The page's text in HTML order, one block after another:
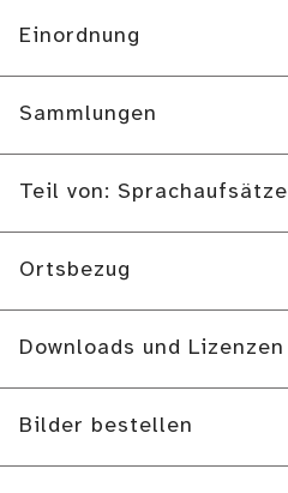
Einordnung
Sammlungen
Teil von: Sprachaufsätze
Ortsbezug
Downloads und Lizenzen
Bilder bestellen